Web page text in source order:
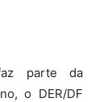
parte da
o DER/DF